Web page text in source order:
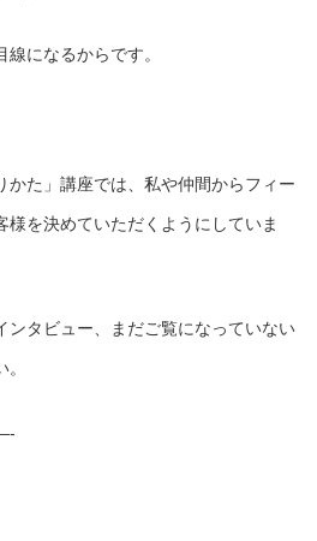
になるからです。
かた」講座では、 私や仲間からフィー
様を決めていただくようにしていま
タビュー、 まだご覧になっていない